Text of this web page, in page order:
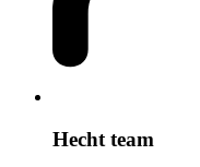
Hecht team